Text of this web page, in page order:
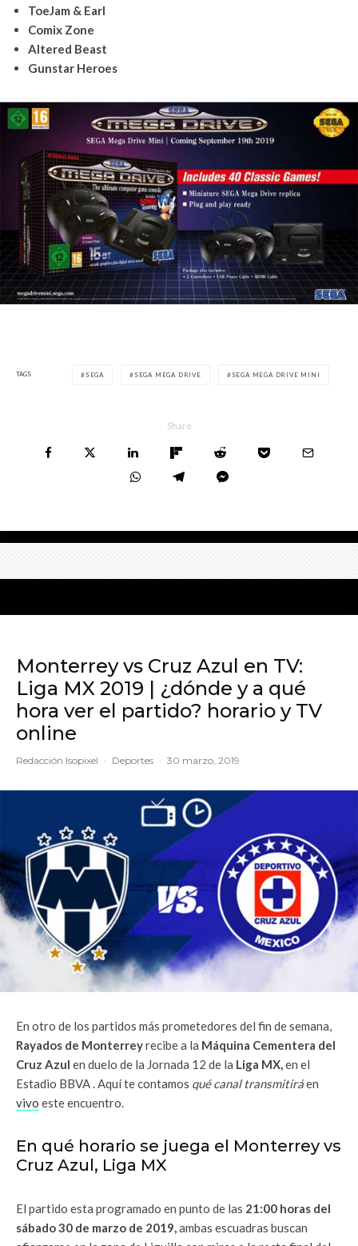
ToeJam & Earl
Comix Zone
Altered Beast
Gunstar Heroes
TAGS SEGA SEGA MEGA DRIVE SEGA MEGA DRIVE MINI
Share
Monterrey vs Cruz Azul en TV:
Liga MX 2019 | ¿dónde y a qué
hora ver el partido? horario y TV
online
Redacción Isopixel · Deportes · 30 marzo, 2019
En otro de los partidos más prometedores del fin de semana,
Rayados de Monterreyrecibe a la Máquina Cementera del
Cruz Azul en duelo de la Jornada 12 de la Liga MX,en el
Estadio BBVA . Aquí te contamos qué canal transmitiráen
vivo este encuentro.
En qué horario se juega el Monterrey vs
Cruz Azul, Liga MX
El partido esta programado en punto de las 21:00 horas del
sábado 30 de marzo de 2019,ambas escuadras buscan